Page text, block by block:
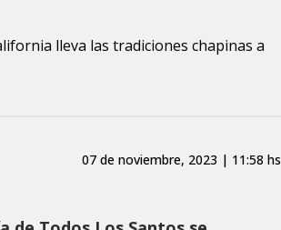
lleva las tradiciones chapinas a
07 de noviembre, 2023 | 11:58 hs